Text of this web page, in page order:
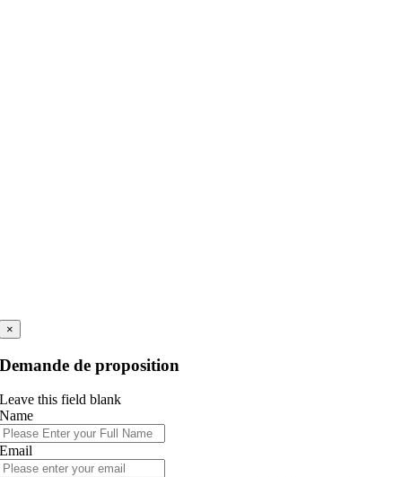
×
Demande de proposition
Leave this field blank
Name
Email